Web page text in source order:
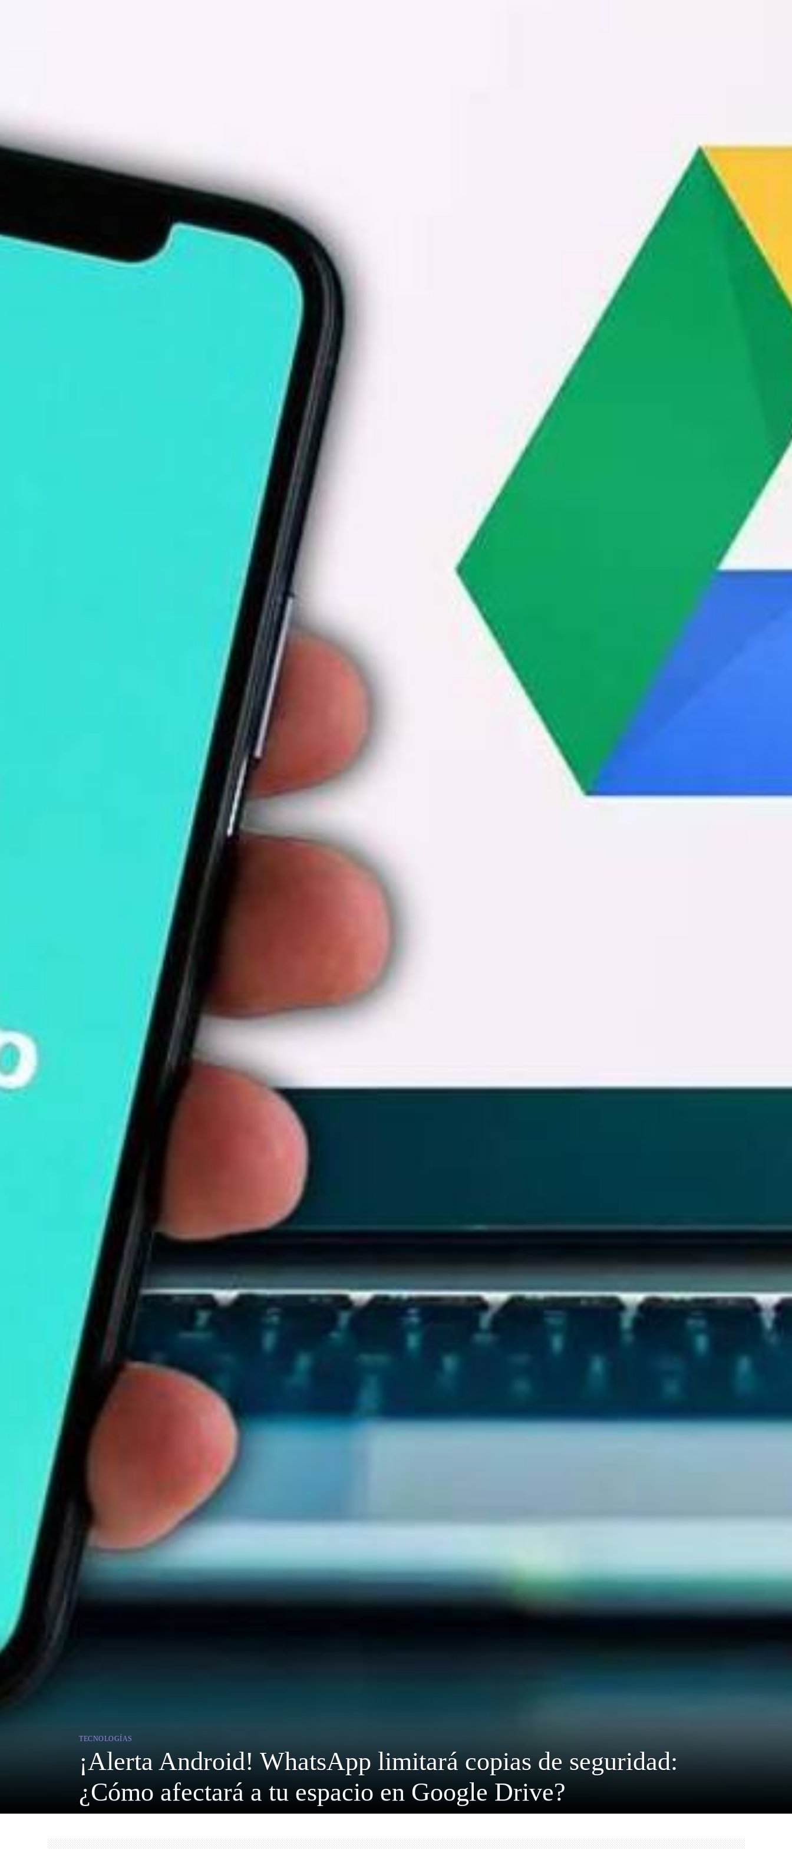
TECNOLOGÍAS
¡Alerta Android! WhatsApp limitará copias de seguridad:
¿Cómo afectará a tu espacio en Google Drive?